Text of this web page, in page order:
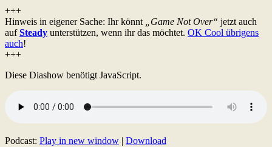
+++
Hinweis in eigener Sache: Ihr könnt
„Game Not Over“ jetzt auch
aufSteady unterstützen, wenn ihr das möchtet. OK Cool übrigens
auch!
+++
Diese Diashow benötigt JavaScript.
Podcast: Play in new window | Download